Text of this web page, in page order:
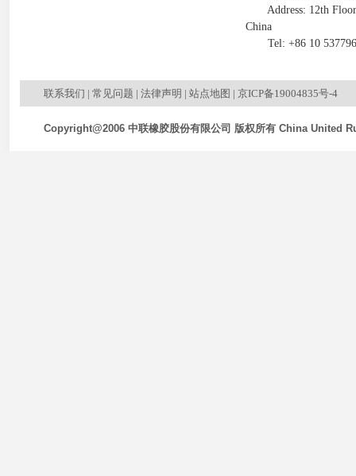
Address: 12th Floor,
China
Tel: +86 10
联系我们 | 常见问题 | 法律声明 | 站点地图 | 京ICP备19004835号-4
Copyright@2006 中联橡胶股份有限公司 版权所有 China United